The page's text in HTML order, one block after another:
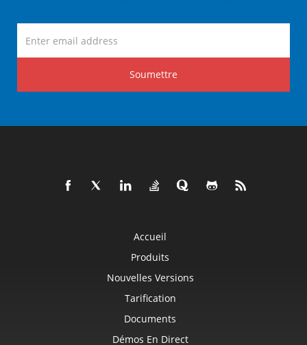
Soumettre
Accueil
Produits
Nouvelles Versions
Tarification
Documents
Démos En Direct